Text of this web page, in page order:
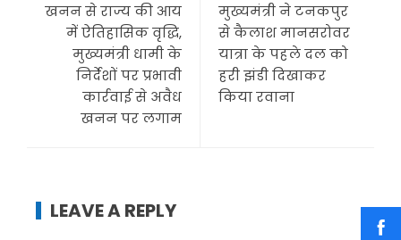
खनन से राज्य की आय
में ऐतिहासिक वृद्धि,
मुख्यमंत्री धामी के
निर्देशों पर प्रभावी
कार्रवाई से अवैध
खनन पर लगाम
मुख्यमंत्री ने टनकपुर
से कैलाश मानसरोवर
यात्रा के पहले दल को
हरी झंडी दिखाकर
किया रवाना
LEAVE A REPLY